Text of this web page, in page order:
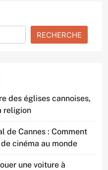
RECHERCHE
des églises cannoises,
religion
de Cannes : Comment
cinéma au monde
une voiture à